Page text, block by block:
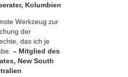
Kolumbien
Werkzeug zur
der
das ich je
– Mitglied des
New South